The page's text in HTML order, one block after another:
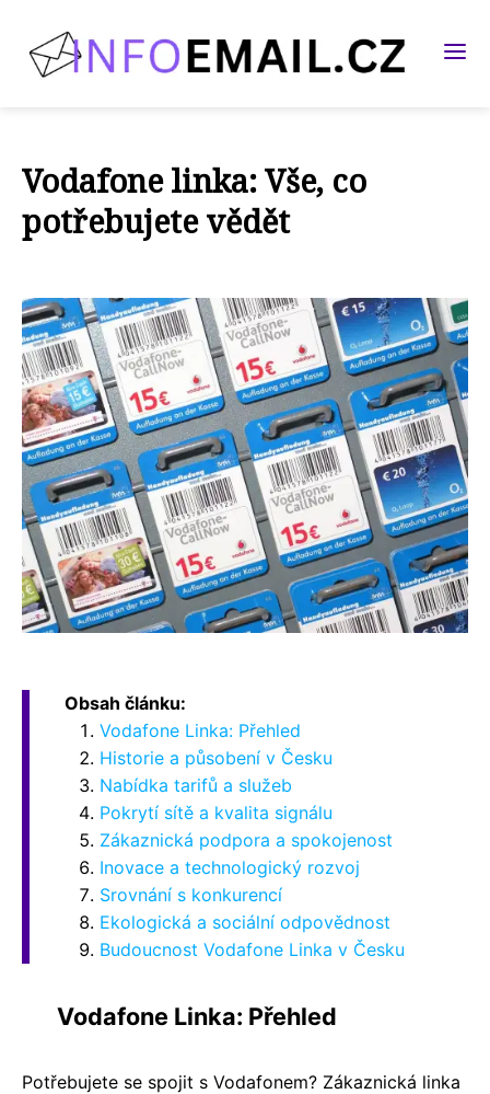
Vodafone linka: Vše, co
potřebujete vědět
Obsah článku:
Vodafone Linka: Přehled
Historie a působení v Česku
Nabídka tarifů a služeb
Pokrytí sítě a kvalita signálu
Zákaznická podpora a spokojenost
Inovace a technologický rozvoj
Srovnání s konkurencí
Ekologická a sociální odpovědnost
Budoucnost Vodafone Linka v Česku
Vodafone Linka: Přehled
Potřebujete se spojit s Vodafonem? Zákaznická linka